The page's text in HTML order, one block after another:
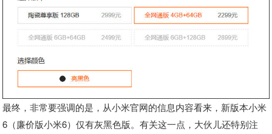
最终，非常要强调的是，从小米官网的信息内容看来，新版本小米
6（廉价版小米6）仅有灰黑色版。有关这一点，大伙儿还特别注